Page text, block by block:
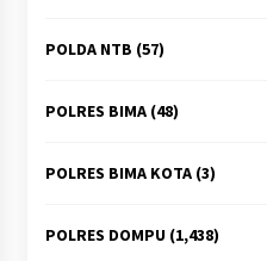
POLDA NTB (57)
POLRES BIMA(48)
POLRES BIMA KOTA(3)
POLRES DOMPU(1,438)